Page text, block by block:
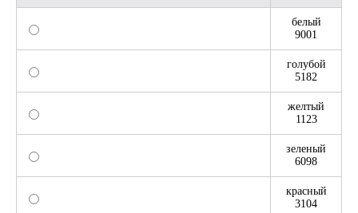
белый
9001
голубой
5182
желтый
1123
зеленый
6098
красный
3104